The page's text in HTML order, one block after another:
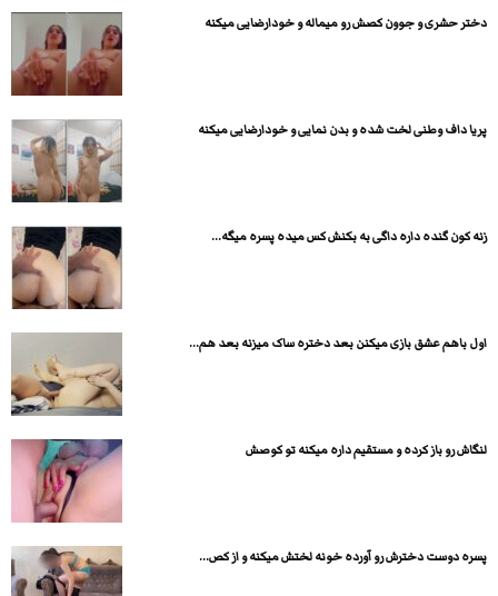
دختر حشری و جوون کصش رو میماله و خودارضایی میکنه
پریا داف وطنی لخت شده و بدن نمایی و خودارضایی میکنه
زنه کون گنده داره داگی به بکنش کس میده پسره میگه...
اول باهم عشق بازی میکنن بعد دختره ساک میزنه بعد هم...
لنگاش رو باز کرده و مستقیم داره میکنه تو کوصش
پسره دوست دخترش رو آورده خونه لختش میکنه و از کص...